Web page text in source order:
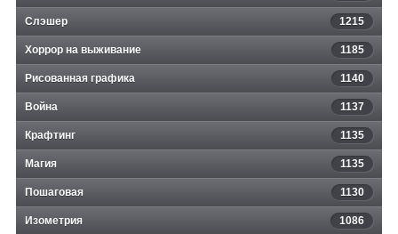
Слэшер 1215
Хоррор на выживание 1185
Рисованная графика 1140
Война 1137
Крафтинг 1135
Магия 1135
Пошаговая 1130
Изометрия 1086